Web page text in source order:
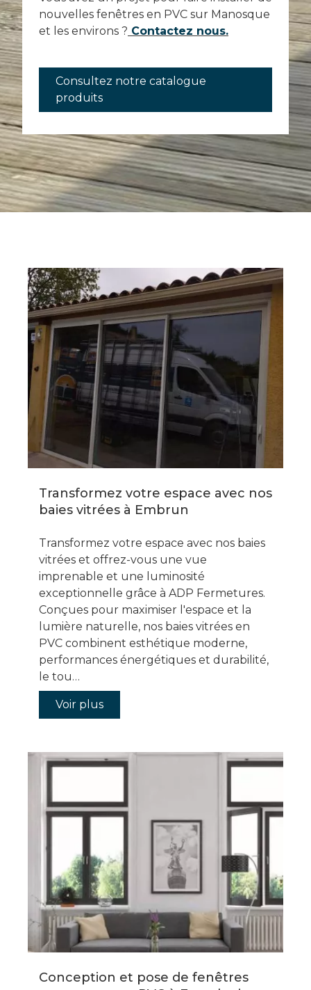
nouvelles fenêtres en PVC sur Manosque
et les environs ? Contactez nous.
Consultez notre catalogue
produits
Transformez votre espace avec nos
baies vitrées à Embrun
Transformez votre espace avec nos baies
vitrées et offrez-vous une vue
imprenable et une luminosité
exceptionnelle grâce à ADP Fermetures.
Conçues pour maximiser l'espace et la
lumière naturelle, nos baies vitrées en
PVC combinent esthétique moderne,
performances énergétiques et durabilité,
le tou…
Voir plus
Conception et pose de fenêtres